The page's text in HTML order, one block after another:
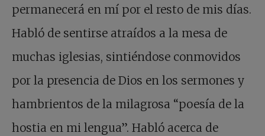
permanecerá en mí por el resto de mis días.
Habló de sentirse atraídos a la mesa de
muchas iglesias, sintiéndose conmovidos
por la presencia de Dios en los sermones y
hambrientos de la milagrosa “poesía de la
hostia en mi lengua”. Habló acerca de